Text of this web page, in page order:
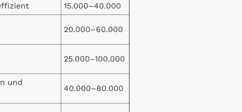
15.000–40.000
20.000–60.000
25.000–100.000
und
40.000–80.000